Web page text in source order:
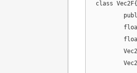
class Vec2F{